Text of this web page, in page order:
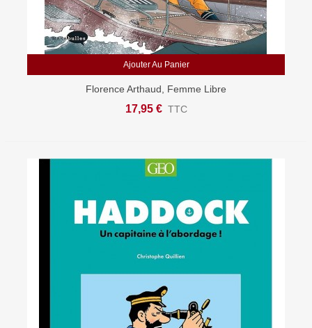
Ajouter Au Panier
Florence Arthaud, Femme Libre
17,95 € TTC